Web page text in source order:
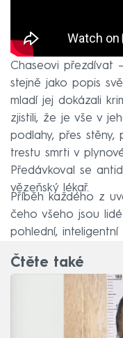
K dopadení upíra
Chaseovi přezdívat
stejně jako popis
mladí jej dokázali
zjistili, že je vše v
podlahy, přes
trestu smrti v
Předávkoval se
vězeňský lékař.
Příběh každého z
čeho všeho jsou
pohlední, inteligentní
Čtěte také